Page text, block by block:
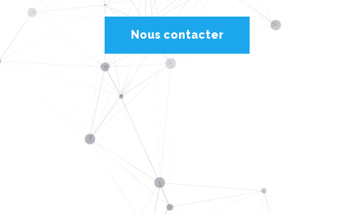
Nous contacter